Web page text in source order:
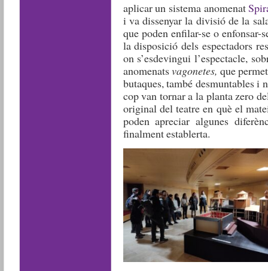
aplicar un sistema anomenat
i va dissenyar la divisió de la
que poden enfilar-se o enfonsar-
la disposició dels espectadors
on s’esdevingui l’espectacle,
anomenatsvagonetes, que
butaques, també desmuntables i
cop van tornar a la planta zero
original del teatre en què el
poden apreciar algunes
finalment establerta.